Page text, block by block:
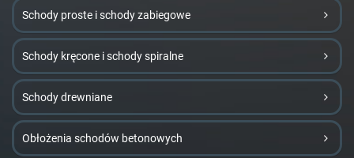
Schody proste i schody zabiegowe
Schody kręcone i schody spiralne
Schody drewniane
Obłożenia schodów betonowych